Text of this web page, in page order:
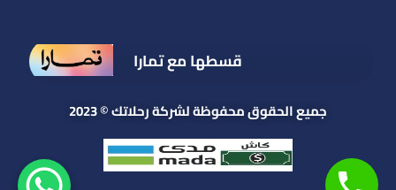
قسطها مع تمارا
جميع الحقوق محفوظة لشركة رحلاتك © 2023